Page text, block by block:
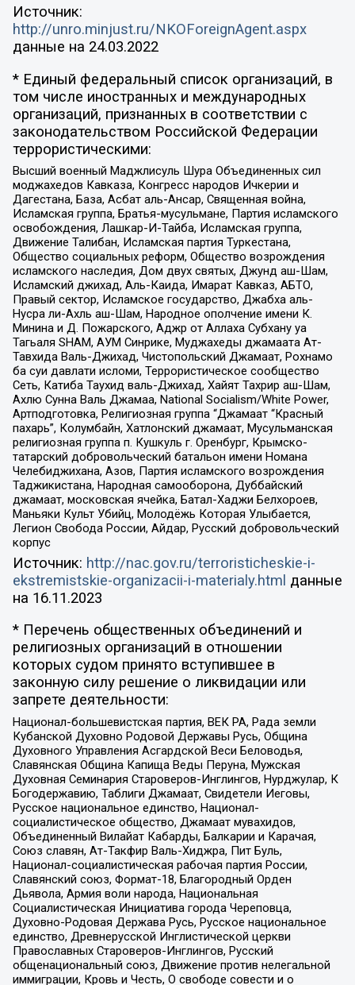
Источник:
http://unro.minjust.ru/NKOForeignAgent.aspx
данные на 24.03.2022
* Единый федеральный список организаций, в
том числе иностранных и международных
организаций, признанных в соответствии с
законодательством Российской Федерации
террористическими:
Высший военный Маджлисуль Шура Объединенных сил
моджахедов Кавказа, Конгресс народов Ичкерии и
Дагестана, База, Асбат аль-Ансар, Священная война,
Исламская группа, Братья-мусульмане, Партия исламского
освобождения, Лашкар-И-Тайба, Исламская группа,
Движение Талибан, Исламская партия Туркестана,
Общество социальных реформ, Общество возрождения
исламского наследия, Дом двух святых, Джунд аш-Шам,
Исламский джихад, Аль-Каида, Имарат Кавказ, АБТО,
Правый сектор, Исламское государство, Джабха аль-
Нусра ли-Ахль аш-Шам, Народное ополчение имени К.
Минина и Д. Пожарского, Аджр от Аллаха Субхану уа
Тагьаля SHAM, АУМ Синрике, Муджахеды джамаата Ат-
Тавхида Валь-Джихад, Чистопольский Джамаат, Рохнамо
ба суи давлати исломи, Террористическое сообщество
Сеть, Катиба Таухид валь-Джихад, Хайят Тахрир аш-Шам,
Ахлю Сунна Валь Джамаа, National Socialism/White Power,
Артподготовка, Религиозная группа “Джамаат “Красный
пахарь”, Колумбайн, Хатлонский джамаат, Мусульманская
религиозная группа п. Кушкуль г. Оренбург, Крымско-
татарский добровольческий батальон имени Номана
Челебиджихана, Азов, Партия исламского возрождения
Таджикистана, Народная самооборона, Дуббайский
джамаат, московская ячейка, Батал-Хаджи Белхороев,
Маньяки Культ Убийц, Молодёжь Которая Улыбается,
Легион Свобода России, Айдар, Русский добровольческий
корпус
Источник: http://nac.gov.ru/terroristicheskie-i-
ekstremistskie-organizacii-i-materialy.html данные
на 16.11.2023
* Перечень общественных объединений и
религиозных организаций в отношении
которых судом принято вступившее в
законную силу решение о ликвидации или
запрете деятельности:
Национал-большевистская партия, ВЕК РА, Рада земли
Кубанской Духовно Родовой Державы Русь, Община
Духовного Управления Асгардской Веси Беловодья,
Славянская Община Капища Веды Перуна, Мужская
Духовная Семинария Староверов-Инглингов, Нурджулар, К
Богодержавию, Таблиги Джамаат, Свидетели Иеговы,
Русское национальное единство, Национал-
социалистическое общество, Джамаат мувахидов,
Объединенный Вилайат Кабарды, Балкарии и Карачая,
Союз славян, Ат-Такфир Валь-Хиджра, Пит Буль,
Национал-социалистическая рабочая партия России,
Славянский союз, Формат-18, Благородный Орден
Дьявола, Армия воли народа, Национальная
Социалистическая Инициатива города Череповца,
Духовно-Родовая Держава Русь, Русское национальное
единство, Древнерусской Инглистической церкви
Православных Староверов-Инглингов, Русский
общенациональный союз, Движение против нелегальной
иммиграции, Кровь и Честь, О свободе совести и о